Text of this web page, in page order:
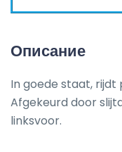
Описание
In goede staat, rijdt
Afgekeurd door
linksvoor.